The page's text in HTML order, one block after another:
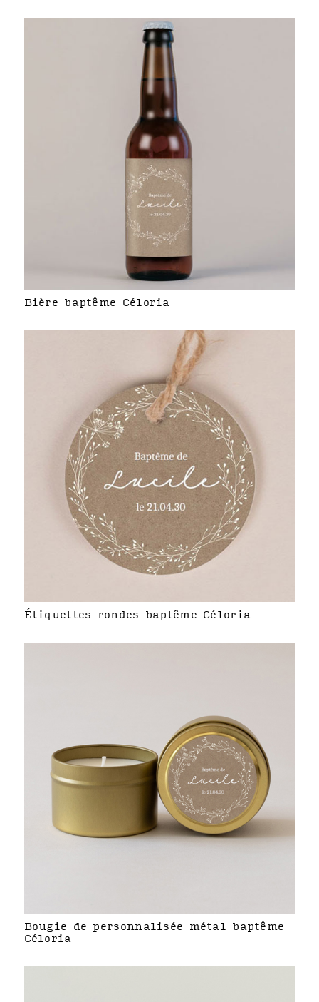
Bière baptême Céloria
Étiquettes rondes baptême Céloria
Bougie de personnalisée métal baptême
Céloria